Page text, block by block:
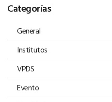
Categorías
General
Institutos
VPDS
Evento